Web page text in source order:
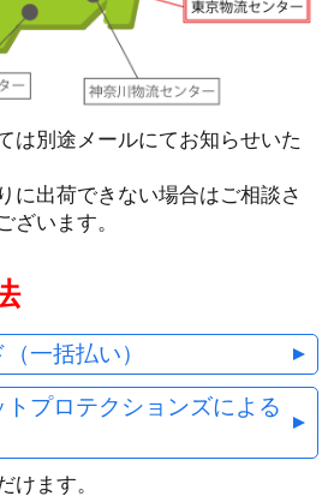
は別途メールにてお知らせいた
に出荷できない場合はご相談さ
ざいます。
一括払い）
プロテクションズによる
けます。